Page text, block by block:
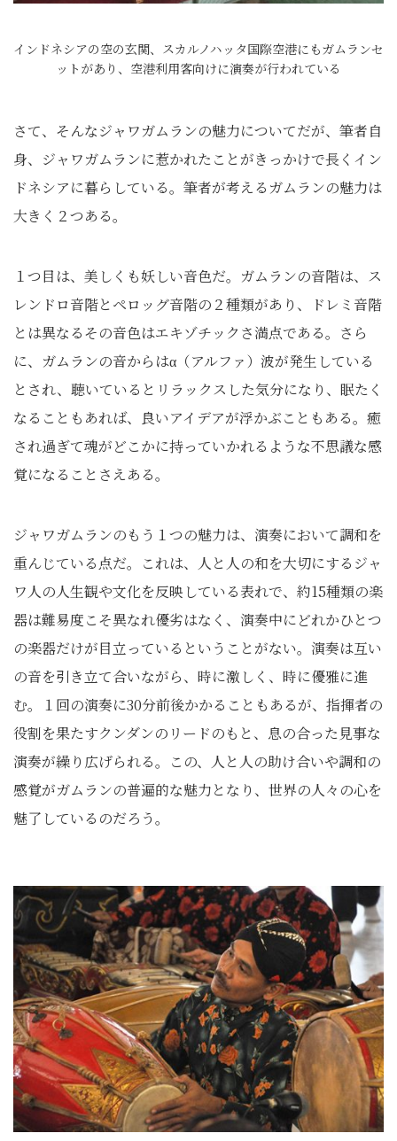
インドネシアの空の玄関、スカルノハッタ国際空港にもガムランセ
ットがあり、空港利用客向けに演奏が行われている
さて、そんなジャワガムランの魅力についてだが、筆者自
身、ジャワガムランに惹かれたことがきっかけで長くイン
ドネシアに暮らしている。筆者が考えるガムランの魅力は
大きく２つある。
１つ目は、美しくも妖しい音色だ。ガムランの音階は、ス
レンドロ音階とペロッグ音階の２種類があり、ドレミ音階
とは異なるその音色はエキゾチックさ満点である。さら
に、ガムランの音からはα（アルファ）波が発生している
とされ、聴いているとリラックスした気分になり、眠たく
なることもあれば、良いアイデアが浮かぶこともある。癒
され過ぎて魂がどこかに持っていかれるような不思議な感
覚になることさえある。
ジャワガムランのもう１つの魅力は、演奏において調和を
重んじている点だ。これは、人と人の和を大切にするジャ
ワ人の人生観や文化を反映している表れで、約15種類の楽
器は難易度こそ異なれ優劣はなく、演奏中にどれかひとつ
の楽器だけが目立っているということがない。演奏は互い
の音を引き立て合いながら、時に激しく、時に優雅に進
む。１回の演奏に30分前後かかることもあるが、指揮者の
役割を果たすクンダンのリードのもと、息の合った見事な
演奏が繰り広げられる。この、人と人の助け合いや調和の
感覚がガムランの普遍的な魅力となり、世界の人々の心を
魅了しているのだろう。